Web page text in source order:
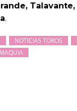
.
NOTICIAS TOROS